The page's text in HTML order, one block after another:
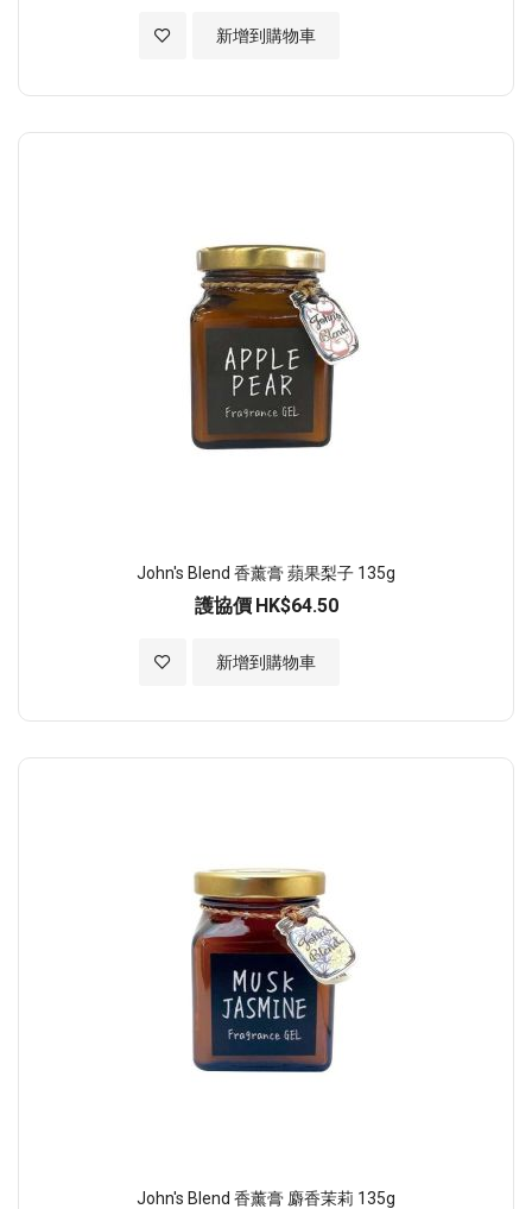
新增到購物車
加入至願望清單
John's Blend 香薰膏 蘋果梨子 135g
護協價 HK$64.50
新增到購物車
加入至願望清單
John's Blend 香薰膏 麝香茉莉 135g